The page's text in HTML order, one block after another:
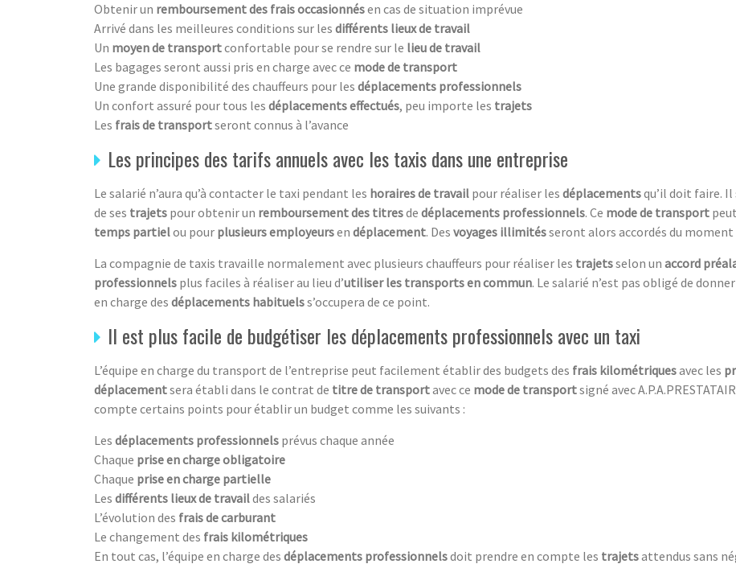
Obtenir un remboursement des frais occasionnésen cas de situation imprévue
Arrivé dans les meilleures conditions sur les différents lieux de travail
Un moyen de transportconfortable pour se rendre sur le lieu de travail
Les bagages seront aussi pris en charge avec ce mode de transport
Une grande disponibilité des chauffeurs pour les déplacements professionnels
Un confort assuré pour tous les déplacements effectués, peu importe les trajets
Les frais de transportseront connus à l’avance
Les principes des tarifs annuels avec les taxis dans une entreprise
Le salarié n’aura qu’à contacter le taxi pendant les horaires de travail pour réaliser les déplacementsqu’il doit faire. Il
de ses trajets pour obtenir un remboursement des titresde déplacements professionnels. Ce mode de transport
temps partielou pour plusieurs employeursen déplacement. Des voyages illimitésseront alors accordés du
La compagnie de taxis travaille normalement avec plusieurs chauffeurs pour réaliser les trajetsselon un accord
professionnels plus faciles à réaliser au lieu d’utiliser les transports en commun. Le salarié n’est pas obligé de
en charge des déplacements habituelss’occupera de ce point.
Il est plus facile de budgétiser les déplacements professionnels avec un taxi
L’équipe en charge du transport de l’entreprise peut facilement établir des budgets des frais kilométriquesavec les
déplacementsera établi dans le contrat de titre de transportavec ce mode de transportsigné avec
compte certains points pour établir un budget comme les suivants :
Les déplacements professionnels prévus chaque année
Chaque prise en charge obligatoire
Chaque prise en charge partielle
Les différents lieux de travaildes salariés
L’évolution des frais de carburant
Le changement des frais kilométriques
En tout cas, l’équipe en charge des déplacements professionnelsdoit prendre en compte les trajetsattendus sans